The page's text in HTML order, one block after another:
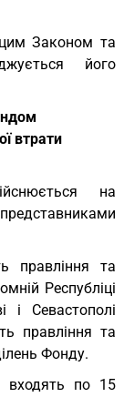
Законом та
його
втрати
на
правління та
Республіці
Севастополі
правління та
Фонду.
входять по 15